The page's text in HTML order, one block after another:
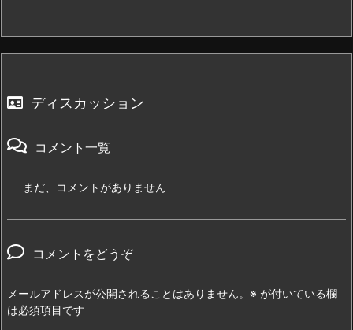
ディスカッション
コメント一覧
まだ、コメントがありません
コメントをどうぞ
メールアドレスが公開されることはありません。 ※ が付いている欄
は必須項目です